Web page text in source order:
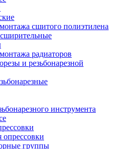
сшитого полиэтилена
радиаторов
и резьбонарезной
инструмента
опрессовки
группы